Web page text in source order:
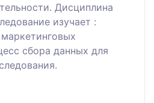
Дисциплина
изучает :
сбора данных для